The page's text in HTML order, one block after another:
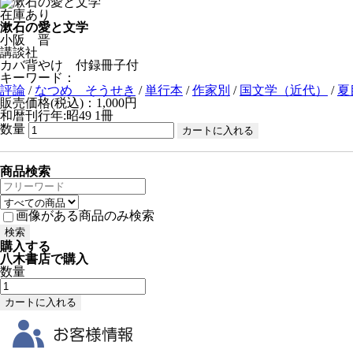
在庫あり
漱石の愛と文学
小阪 晋
講談社
カバ背やけ 付録冊子付
キーワード：
評論 / なつめ そうせき /単行本 /作家別 / 国文学（近代） / 夏
販売価格(税込)：1,000円
和暦刊行年:昭49 1冊
数量
商品検索
画像がある商品のみ検索
購入する
八木書店で購入
数量